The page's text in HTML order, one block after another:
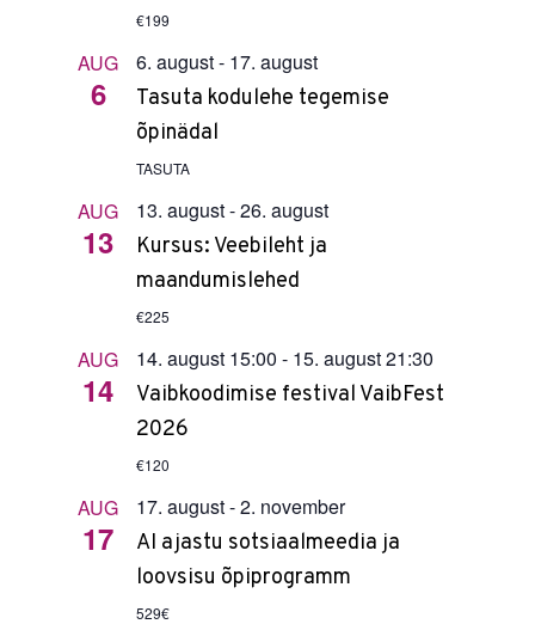
€199
AUG
6
6. august- 17. august
Tasuta kodulehe tegemise
õpinädal
TASUTA
AUG
13
13. august-26. august
Kursus: Veebileht ja
maandumislehed
€225
AUG
14
14. august 15:00 - 15. august 21:30
Vaibkoodimise festival VaibFest
2026
€120
AUG
17
17. august-2. november
AI ajastu sotsiaalmeedia ja
loovsisu õpiprogramm
529€